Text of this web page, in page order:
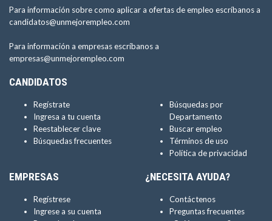
Para información sobre como aplicar a ofertas de empleo escríbanos a
candidatos@unmejorempleo.com
Para información a empresas escríbanos a
empresas@unmejorempleo.com
CANDIDATOS
Regístrate
Ingresa a tu cuenta
Reestablecer clave
Búsquedas frecuentes
Búsquedas por
Departamento
Buscar empleo
Términos de uso
Política de privacidad
EMPRESAS
Regístrese
Ingrese a su cuenta
¿NECESITA AYUDA?
Contáctenos
Preguntas frecuentes